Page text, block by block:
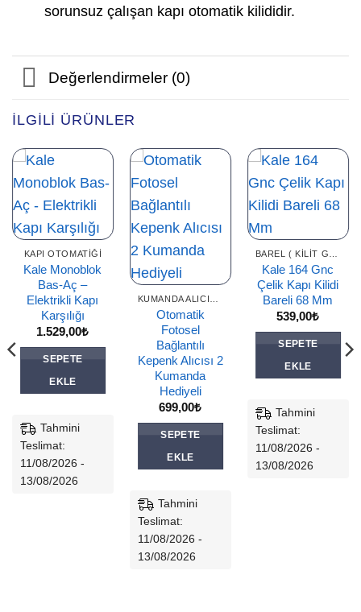
sorunsuz çalışan kapı otomatik kilididir.
Değerlendirmeler (0)
İLGILI ÜRÜNLER
KAPI OTOMATIĞI
Kale Monoblok
Bas-Aç –
Elektrikli Kapı
Karşılığı
1.529,00₺
SEPETE
EKLE
Tahmini
Teslimat:
11/08/2026 -
13/08/2026
Otomatik
Fotosel
Bağlantılı
Kepenk Alıcısı 2
Kumanda
Hediyeli
699,00₺
SEPETE
EKLE
Tahmini
Teslimat:
11/08/2026 -
13/08/2026
Kale 164 Gnc
Çelik Kapı Kilidi
Bareli 68 Mm
539,00₺
SEPETE
EKLE
Tahmini
Teslimat:
11/08/2026 -
13/08/2026